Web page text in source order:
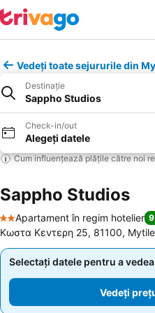
Vedeți toate sejururile din
Destinație
Sappho Studios
Check-in/out
Alegeți datele
Cum influențează plățile către noi
Sappho Studios
2 Stele
Apartament în regim hotelier
Κωστα Κεντερη 25, 81100,
Selectați datele pentru a
Vedeți
Selectați datele pentru a
Vedeți